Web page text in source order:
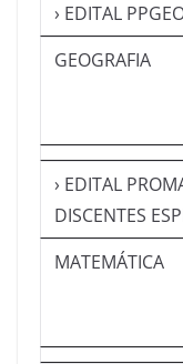
› EDITAL
GEOGRAFIA
› EDITAL
DISCENTES
MATEMÁTICA